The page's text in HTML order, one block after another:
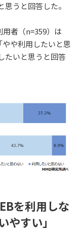
うと回答した。
用者（n=359）は
やや利用したいと思
たいと思うと回答
を利用しな
やすい」